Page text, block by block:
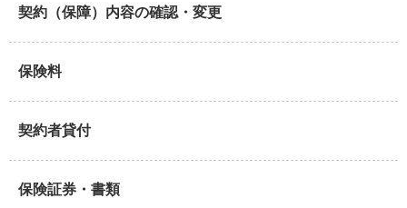
契約（保障）内容の確認・変更
保険料
契約者貸付
保険証券・書類